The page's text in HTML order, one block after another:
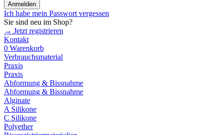
Anmelden
Ich habe mein Passwort vergessen
Sie sind neu im Shop?
→ Jetzt registrieren
Kontakt
0 Warenkorb
Verbrauchsmaterial
Praxis
Praxis
Abformung & Bissnahme
Abformung & Bissnahme
Alginate
A Silikone
C Silikone
Polyether